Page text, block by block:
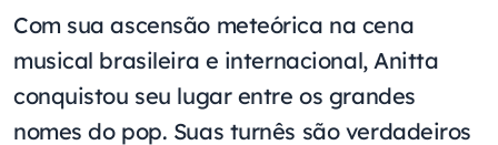
Com sua ascensão meteórica na cena
musical brasileira e internacional, Anitta
conquistou seu lugar entre os grandes
nomes do pop. Suas turnês são verdadeiros